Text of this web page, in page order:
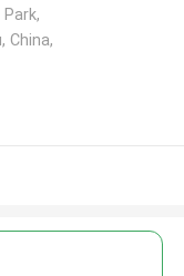
China,